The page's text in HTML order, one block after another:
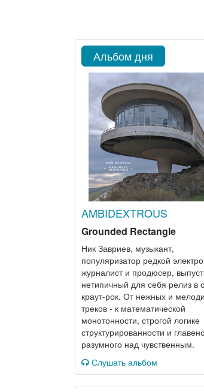
Альбом дня
AMBIDEXTROUS
Grounded Rectangle
Ник Завриев, музыкант,
популяризатор редкой
журналист и продюсер,
нетипичный для себя релиз в
краут-рок. От нежных и
треков - к математической
монотонности, строгой логике
структурированности и
разумного над чувственным.
Слушать альбом